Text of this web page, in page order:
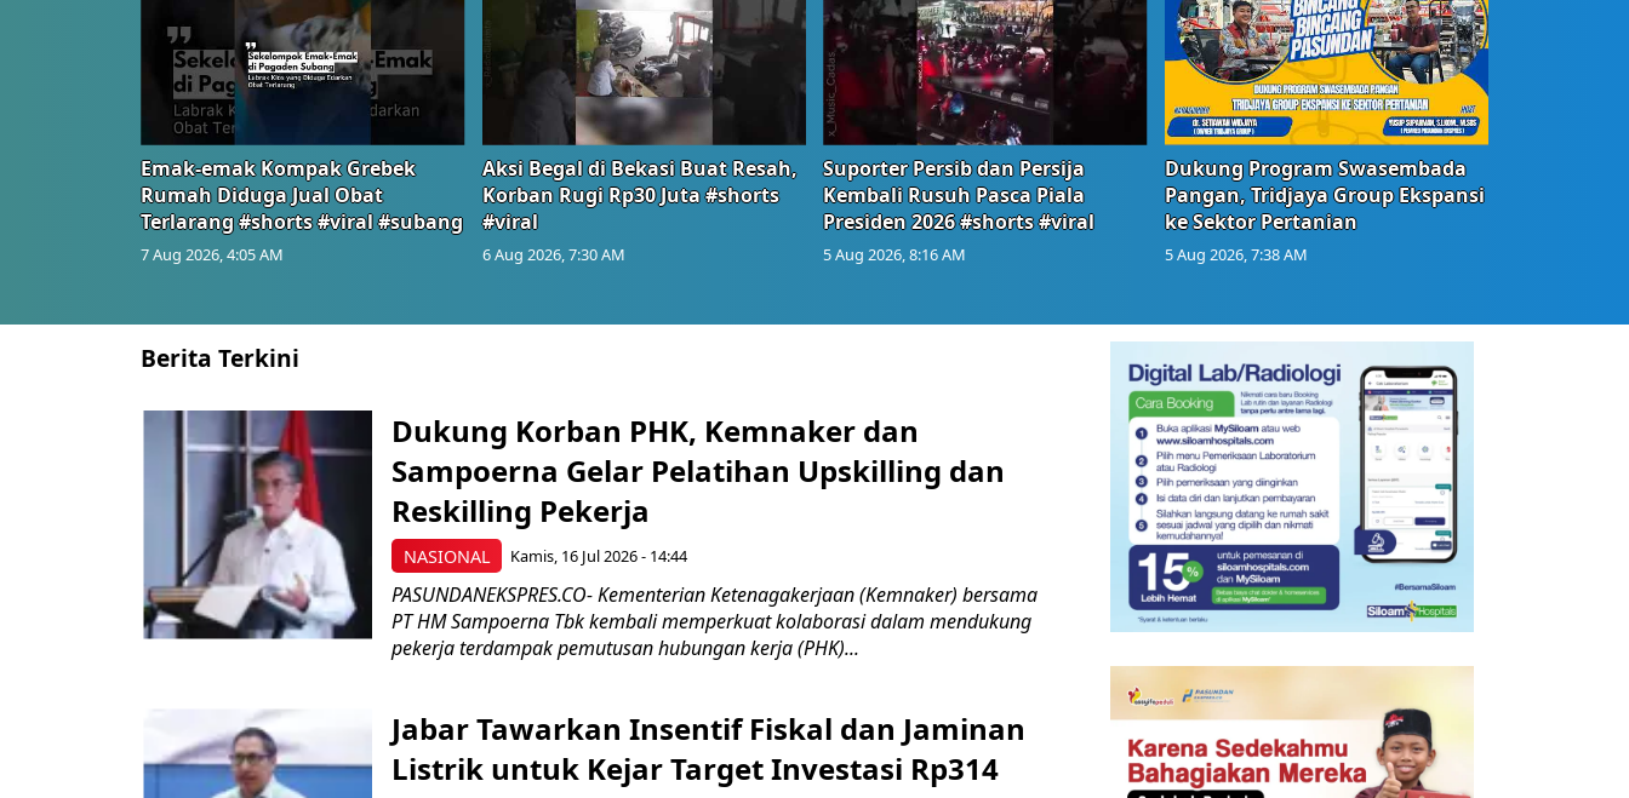
Emak-emak Kompak Grebek
Rumah Diduga Jual Obat
Terlarang #shorts #viral #subang
7 Aug 2026, 4:05 AM
Aksi Begal di Bekasi Buat Resah,
Korban Rugi Rp30 Juta #shorts
#viral
6 Aug 2026, 7:30 AM
Suporter Persib dan Persija
Kembali Rusuh Pasca Piala
Presiden 2026 #shorts #viral
5 Aug 2026, 8:16 AM
Dukung Program Swasembada
Pangan, Tridjaya Group Ekspansi
ke Sektor Pertanian
5 Aug 2026, 7:38 AM
Berita Terkini
NASIONAL
Dukung Korban PHK, Kemnaker dan
Sampoerna Gelar Pelatihan Upskilling dan
Reskilling Pekerja
Kamis, 16 Jul 2026 - 14:44
PASUNDANEKSPRES.CO- Kementerian Ketenagakerjaan (Kemnaker) bersama
PT HM Sampoerna Tbk kembali memperkuat kolaborasi dalam mendukung
pekerja terdampak pemutusan hubungan kerja (PHK)...
Jabar Tawarkan Insentif Fiskal dan Jaminan
Listrik untuk Kejar Target Investasi Rp314